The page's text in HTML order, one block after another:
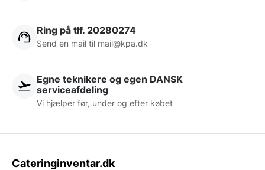
Ring på tlf. 20280274
Send en mail til mail@kpa.dk
Egne teknikere og egen DANSK
serviceafdeling
Vi hjælper før, under og efter købet
Cateringinventar.dk